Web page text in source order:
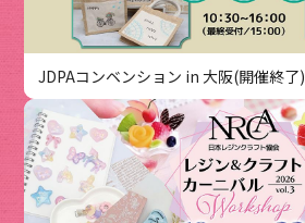
JDPAコンベンション in 大阪(開催終了)